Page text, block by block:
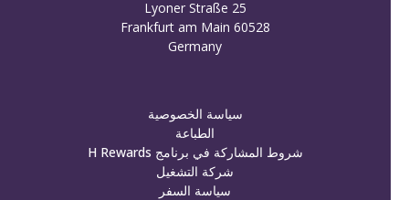
Germany
سياسة الخصوصية
الطباعة
شروط المشاركة في برنامج H Rewards
شركة التشغيل
سياسة السفر